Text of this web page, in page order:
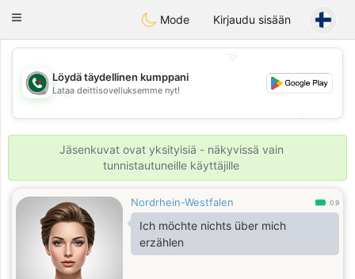
Weshrak
Toggle
Mode Kirjaudu sisään
💖
💕
💕
Löydä täydellinen kumppani
Lataa deittisovelluksemme nyt!
Jäsenkuvat ovat yksityisiä - näkyvissä vain
tunnistautuneille käyttäjille
Nordrhein-Westfalen 0.9
Ich möchte nichts über mich
erzählen